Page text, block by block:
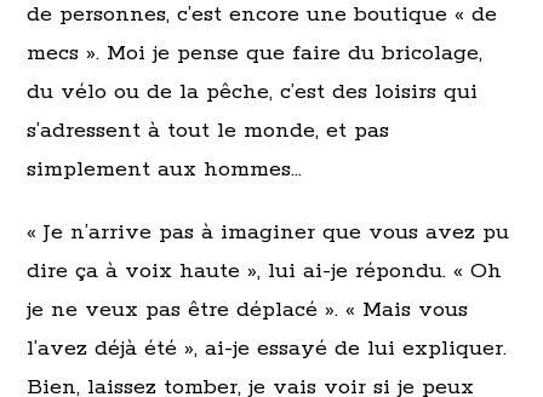
de personnes, c’est encore une boutique « de
mecs ». Moi je pense que faire du bricolage,
du vélo ou de la pêche, c’est des loisirs qui
s’adressent à tout le monde, et pas
simplement aux hommes…
« Je n’arrive pas à imaginer que vous avez pu
dire ça à voix haute », lui ai-je répondu. « Oh
je ne veux pas être déplacé ». « Mais vous
l’avez déjà été », ai-je essayé de lui expliquer.
Bien, laissez tomber, je vais voir si je peux